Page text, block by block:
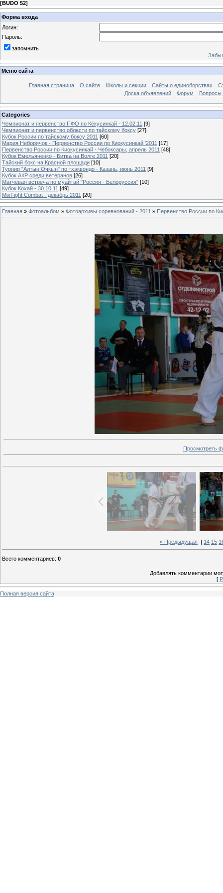
[BUDO 52]
Форма входа
Логин:
Пароль:
запомнить
Меню сайта
Главная страница О сайте Школы и секции Сайты о единоборствах
Доска объявлений
Форум Вопросы
Categories
Чемпионат и первенство ПФО по Кёкусинкай - 12.02.11 [9]
Чемпионат и первенство области по тайскому боксу [27]
Кубок России по тайскому боксу 2011 [60]
Мария Неборячок - Первенство России по Киокусинкай '2011 [17]
Первенство России по Киокусинкай - Чебоксары, апрель 2011 [48]
Кубок Емельяненко - Битва на Волге 2011 [20]
Тайский бокс на Красной площади [10]
Турнир "Алтын Очкын" по тхэквондо - Казань, июнь 2011 [9]
Кубок АКР среди ветеранов [26]
Матчевая встреча по муайтай "Россия - Белоруссия" [10]
Кубок Кохай - 30.10.11 [49]
MixFight Combat - декабрь 2011 [20]
Главная » Фотоальбом » Фотоархивы соревнований - 2011 » Первенство России по
Просмотреть
« Предыдущая 14 15
Всего комментариев: 0
Добавлять комментарии
[
Полная версия сайта